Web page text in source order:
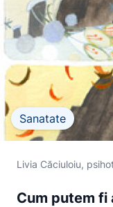
Sanatate
Livia Căciuloiu,
Cum putem fi